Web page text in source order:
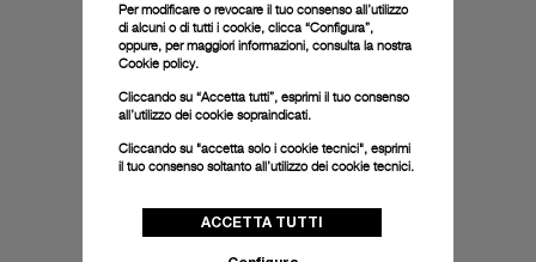
Per modificare o revocare il tuo consenso all’utilizzo
di alcuni o di tutti i cookie, clicca “Configura”,
oppure, per maggiori informazioni, consulta la nostra
Cookie policy.
Cliccando su “Accetta tutti”, esprimi il tuo consenso
all’utilizzo dei cookie sopraindicati.
Cliccando su "accetta solo i cookie tecnici", esprimi
il tuo consenso soltanto all’utilizzo dei cookie tecnici.
ACCETTA TUTTI